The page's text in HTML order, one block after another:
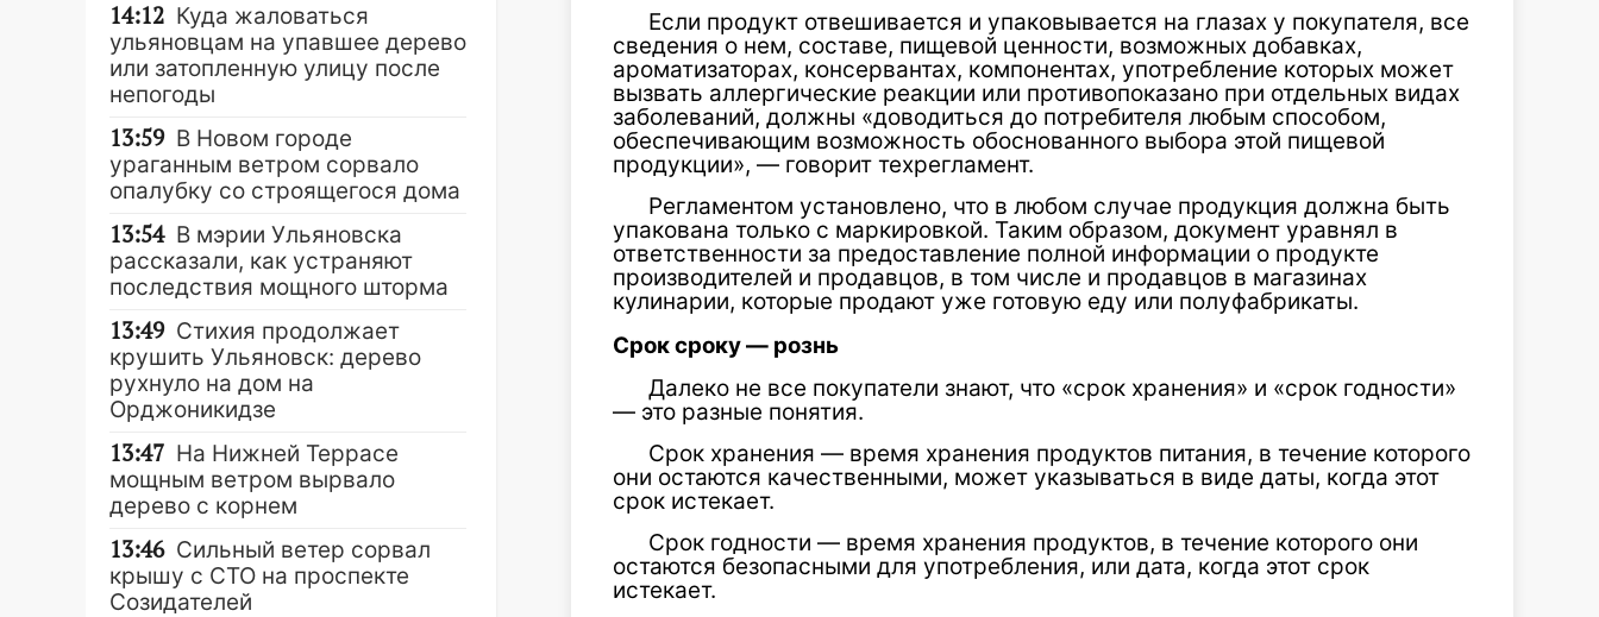
Если продукт отвешивается и упаковывается на глазах у покупателя, все
сведения о нем, составе, пищевой ценности, возможных добавках,
ароматизаторах, консервантах, компонентах, употребление которых может
вызвать аллергические реакции или противопоказано при отдельных видах
заболеваний, должны «доводиться до потребителя любым способом,
обеспечивающим возможность обоснованного выбора этой пищевой
продукции», — говорит техрегламент.
Регламентом установлено, что в любом случае продукция должна быть
упакована только с маркировкой. Таким образом, документ уравнял в
ответственности за предоставление полной информации о продукте
производителей и продавцов, в том числе и продавцов в магазинах
кулинарии, которые продают уже готовую еду или полуфабрикаты.
Срок сроку — рознь
Далеко не все покупатели знают, что «срок хранения» и «срок годности»
— это разные понятия.
Срок хранения — время хранения продуктов питания, в течение которого
они остаются качественными, может указываться в виде даты, когда этот
срок истекает.
Срок годности — время хранения продуктов, в течение которого они
остаются безопасными для употребления, или дата, когда этот срок
истекает.
14:12 Куда жаловаться
ульяновцам на упавшее дерево
или затопленную улицу после
непогоды
13:59 В Новом городе
ураганным ветром сорвало
опалубку со строящегося дома
13:54 В мэрии Ульяновска
рассказали, как устраняют
последствия мощного шторма
13:49 Стихия продолжает
крушить Ульяновск: дерево
рухнуло на дом на
Орджоникидзе
13:47 На Нижней Террасе
мощным ветром вырвало
дерево с корнем
13:46 Сильный ветер сорвал
крышу с СТО на проспекте
Созидателей